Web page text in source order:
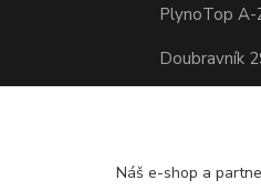
PlynoTop A-
Doubravník
Náš e-shop a